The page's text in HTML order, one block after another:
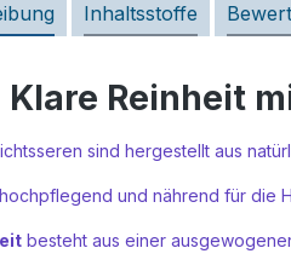
Inhaltsstoffe
Reinheit
sind hergestellt aus
und nährend für die
besteht aus einer